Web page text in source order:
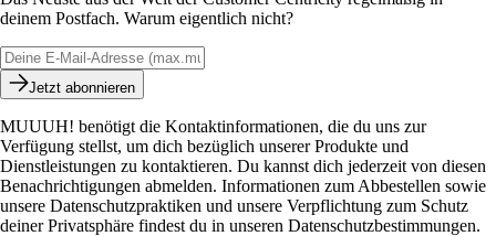
deinem Postfach. Warum eigentlich nicht?
Jetzt abonnieren
MUUUH! benötigt die Kontaktinformationen, die du uns zur
Verfügung stellst, um dich bezüglich unserer Produkte und
Dienstleistungen zu kontaktieren. Du kannst dich jederzeit von diesen
Benachrichtigungen abmelden. Informationen zum Abbestellen sowie
unsere Datenschutzpraktiken und unsere Verpflichtung zum Schutz
deiner Privatsphäre findest du in unseren Datenschutzbestimmungen.